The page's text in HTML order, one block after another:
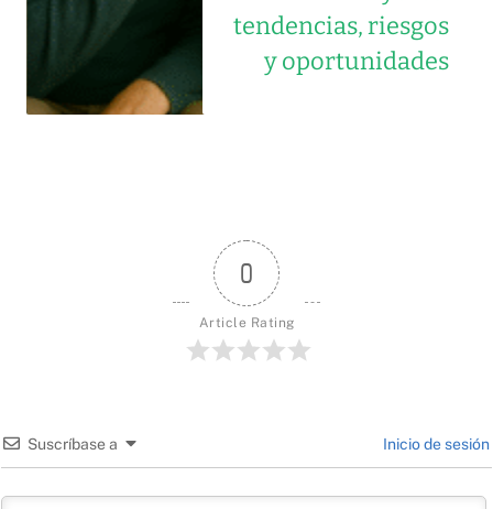
tendencias, riesgos
y oportunidades
0
Article Rating
Suscríbase a Inicio de sesión